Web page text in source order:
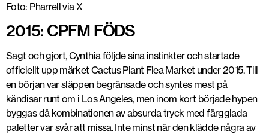
Foto: Pharrell via X
2015: CPFM FÖDS
Sagt och gjort, Cynthia följde sina instinkter och startade
officiellt upp märket Cactus Plant Flea Market under 2015. Till
en början var släppen begränsade och syntes mest på
kändisar runt om i Los Angeles, men inom kort började hypen
byggas då kombinationen av absurda tryck med färgglada
paletter var svår att missa. Inte minst när den klädde några av